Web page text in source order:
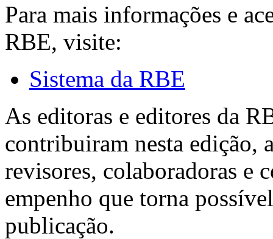
Para mais informações e
RBE, visite:
Sistema da RBE
As editoras e editores da
contribuiram nesta edição,
revisores, colaboradoras e
empenho que torna
publicação.